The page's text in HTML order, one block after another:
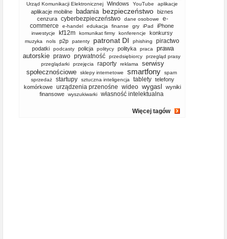
Urząd Komunikacji Elektronicznej Windows YouTube aplikacje
aplikacje mobilne badania bezpieczeństwo biznes
cenzura cyberbezpieczeństwo dane osobowe
e-
commerce
e-handel edukacja finanse gry iPad iPhone
inwestycje kf12m komunikat firmy konferencje konkursy
muzyka nols p2p patenty patronat DI phishing piractwo
podatki podcasty policja politycy polityka praca
prawa
autorskie prawo prywatność przedsiębiorcy
przegląd prasy
przeglądarki
przejęcia raporty reklama
serwisy
społecznościowe
sklepy internetowe smartfony
spam
sprzedaż
startupy sztuczna inteligencja tablety telefony
komórkowe
urządzenia przenośne wideo wygasl
wyniki
finansowe
wyszukiwarki własność intelektualna
Więcej tagów